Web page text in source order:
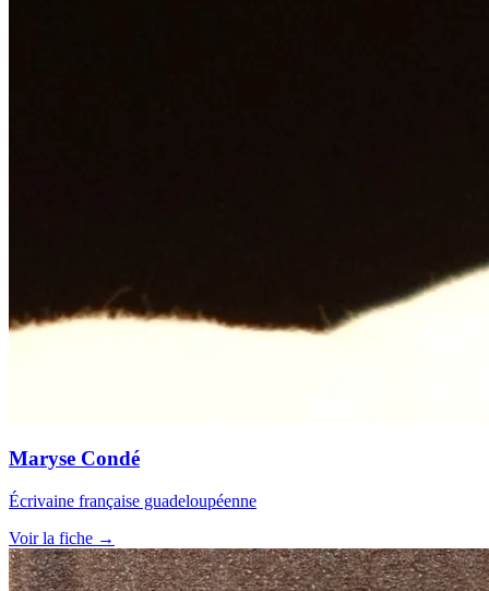
Maryse Condé
Écrivaine française guadeloupéenne
Voir la fiche →